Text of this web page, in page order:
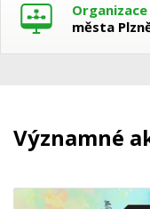
Organizace
města
Významné